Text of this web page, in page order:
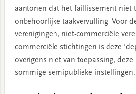
aantonen dat het faillissement niet
onbehoorlijke taakvervulling. Voor
verenigingen, niet-commerciële
commerciële stichtingen is deze
overigens niet van toepassing,
sommige semipublieke instellingen.